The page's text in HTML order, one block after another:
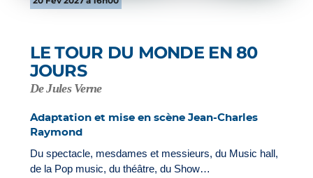
LE TOUR DU MONDE EN 80
JOURS
De Jules Verne
Adaptation et mise en scène Jean-Charles
Raymond
Du spectacle, mesdames et messieurs, du Music hall,
de la Pop music, du théâtre, du Show…